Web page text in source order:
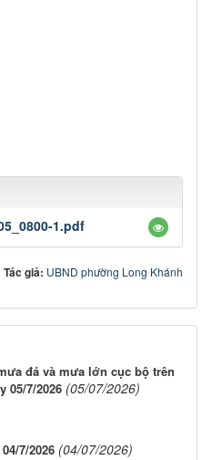
1.pdf
Tác giả: UBND phường Long Khánh
đá và mưa lớn cục bộ trên
05/7/2026 (05/07/2026)
7/2026 (04/07/2026)